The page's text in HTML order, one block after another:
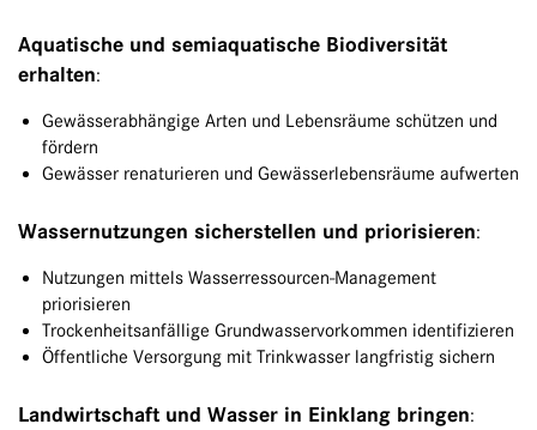
Aquatische und semiaquatische Biodiversität
erhalten:
Gewässerabhängige Arten und Lebensräume schützen und
fördern
Gewässer renaturieren und Gewässerlebensräume aufwerten
Wassernutzungen sicherstellen und priorisieren:
Nutzungen mittels Wasserressourcen-Management
priorisieren
Trockenheitsanfällige Grundwasservorkommen identifizieren
Öffentliche Versorgung mit Trinkwasser langfristig sichern
Landwirtschaft und Wasser in Einklang bringen: